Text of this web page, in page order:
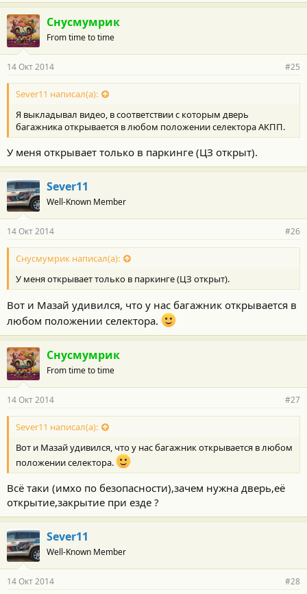
Снусмумрик
From time to time
14 Окт 2014 #25
Sever11 написал(а):
Я выкладывал видео, в соответствии с которым дверь
багажника открывается в любом положении селектора АКПП.
У меня открывает только в паркинге (ЦЗ открыт).
Sever11
Well-Known Member
14 Окт 2014 #26
Снусмумрик написал(а):
У меня открывает только в паркинге (ЦЗ открыт).
Вот и Мазай удивился, что у нас багажник открывается в
любом положении селектора.
Снусмумрик
From time to time
14 Окт 2014 #27
Sever11 написал(а):
Вот и Мазай удивился, что у нас багажник открывается в любом
положении селектора.
Всё таки (имхо по безопасности),зачем нужна дверь,её
открытие,закрытие при езде ?
Sever11
Well-Known Member
14 Окт 2014 #28